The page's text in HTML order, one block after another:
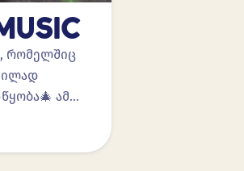
რომელშიც
ამ…